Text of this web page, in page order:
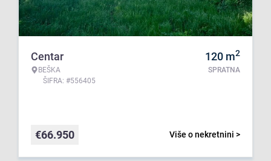
Centar
BEŠKA
ŠIFRA: #556405
120 m2
SPRATNA
Više o nekretnini >
€66.950